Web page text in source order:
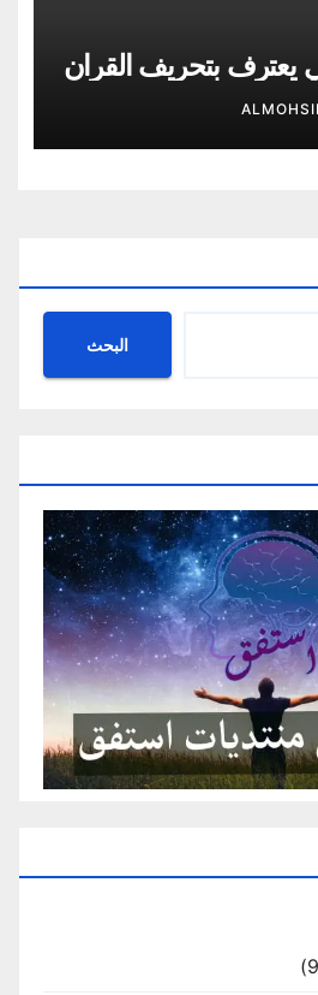
بتحريف القران
البحث